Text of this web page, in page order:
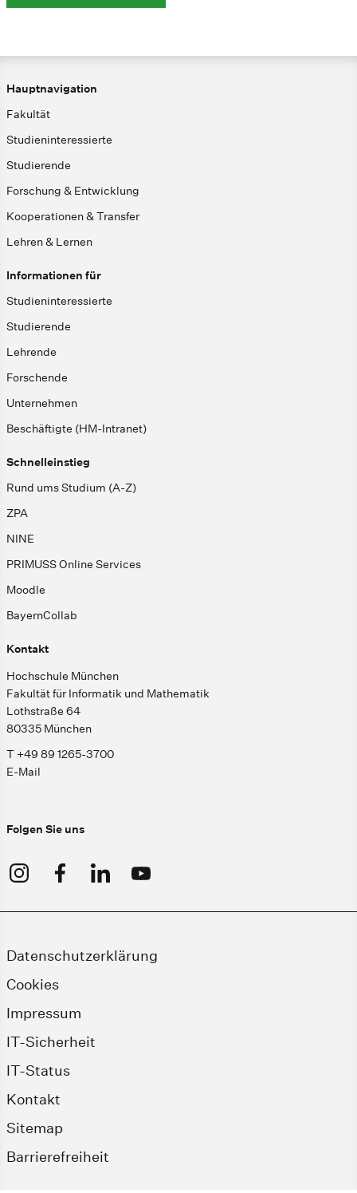
Hauptnavigation
Fakultät
Studieninteressierte
Studierende
Forschung & Entwicklung
Kooperationen & Transfer
Lehren & Lernen
Informationen für
Studieninteressierte
Studierende
Lehrende
Forschende
Unternehmen
Beschäftigte (HM-Intranet)
Schnelleinstieg
Rund ums Studium (A-Z)
ZPA
NINE
PRIMUSS Online Services
Moodle
BayernCollab
Kontakt
Hochschule München
Fakultät für Informatik und Mathematik
Lothstraße 64
80335 München
T +49 89 1265-3700
E-Mail
Folgen Sie uns
Datenschutzerklärung
Cookies
Impressum
IT-Sicherheit
IT-Status
Kontakt
Sitemap
Barrierefreiheit